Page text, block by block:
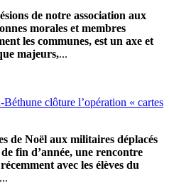
de notre association aux
morales et membres
les communes, est un axe et
majeurs,...
clôture l’opération « cartes
de Noël aux militaires déplacés
fin d’année, une rencontre
avec les élèves du
...